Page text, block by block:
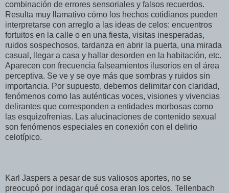
combinación de errores sensoriales y falsos recuerdos.
Resulta muy llamativo cómo los hechos cotidianos pueden
interpretarse con arreglo a las ideas de celos: encuentros
fortuitos en la calle o en una fiesta, visitas inesperadas,
ruidos sospechosos, tardanza en abrir la puerta, una mirada
casual, llegar a casa y hallar desorden en la habitación, etc.
Aparecen con frecuencia falseamientos ilusorios en el área
perceptiva. Se ve y se oye más que sombras y ruidos sin
importancia. Por supuesto, debemos delimitar con claridad,
fenómenos como las auténticas voces, visiones y vivencias
delirantes que corresponden a entidades morbosas como
las esquizofrenias. Las alucinaciones de contenido sexual
son fenómenos especiales en conexión con el delirio
celotípico.
Karl Jaspers a pesar de sus valiosos aportes, no se
preocupó por indagar qué cosa eran los celos. Tellenbach